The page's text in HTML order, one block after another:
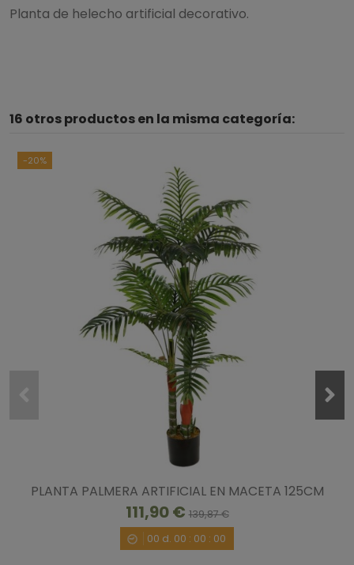
Planta de helecho artificial decorativo.
16 otros productos en la misma categoría:
-20%
PLANTA PALMERA ARTIFICIAL EN MACETA 125CM
111,90 €139,87 €
00 d. 00 : 00 : 00